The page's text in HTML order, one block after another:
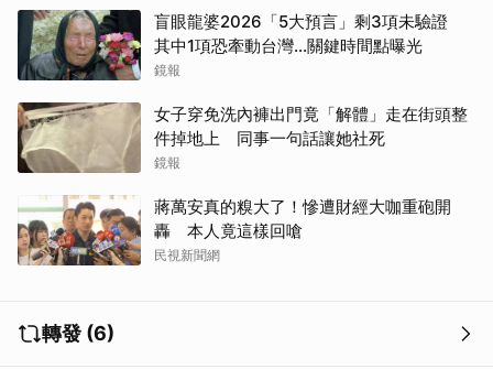
盲眼龍婆2026「5大預言」剩3項未驗證
其中1項恐牽動台灣...關鍵時間點曝光
鏡報
女子穿免洗內褲出門竟「解體」走在街頭整
件掉地上 同事一句話讓她社死
鏡報
蔣萬安真的糗大了！慘遭財經大咖重砲開
轟 本人竟這樣回嗆
民視新聞網
轉發 (6)